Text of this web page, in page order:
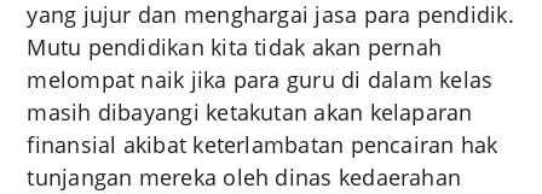
yang jujur dan menghargai jasa para pendidik.
Mutu pendidikan kita tidak akan pernah
melompat naik jika para guru di dalam kelas
masih dibayangi ketakutan akan kelaparan
finansial akibat keterlambatan pencairan hak
tunjangan mereka oleh dinas kedaerahan